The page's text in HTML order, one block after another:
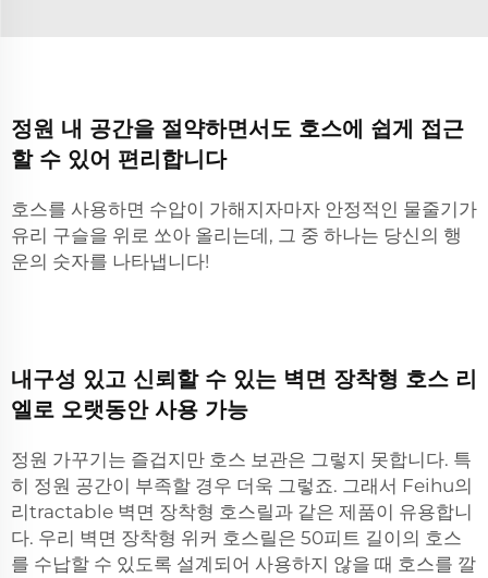
정원 내 공간을 절약하면서도 호스에 쉽게 접근
할 수 있어 편리합니다
호스를 사용하면 수압이 가해지자마자 안정적인 물줄기가
유리 구슬을 위로 쏘아 올리는데, 그 중 하나는 당신의 행
운의 숫자를 나타냅니다!
내구성 있고 신뢰할 수 있는 벽면 장착형 호스 리
엘로 오랫동안 사용 가능
정원 가꾸기는 즐겁지만 호스 보관은 그렇지 못합니다. 특
히 정원 공간이 부족할 경우 더욱 그렇죠. 그래서 Feihu의
리tractable 벽면 장착형 호스릴과 같은 제품이 유용합니
다. 우리 벽면 장착형 위커 호스릴은 50피트 길이의 호스
를 수납할 수 있도록 설계되어 사용하지 않을 때 호스를 깔